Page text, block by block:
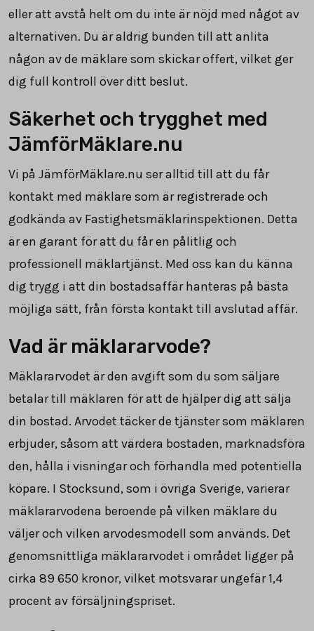
eller att avstå helt om du inte är nöjd med något av
alternativen. Du är aldrig bunden till att anlita
någon av de mäklare som skickar offert, vilket ger
dig full kontroll över ditt beslut.
Säkerhet och trygghet med
JämförMäklare.nu
Vi på JämförMäklare.nu ser alltid till att du får
kontakt med mäklare som är registrerade och
godkända av Fastighetsmäklarinspektionen. Detta
är en garant för att du får en pålitlig och
professionell mäklartjänst. Med oss kan du känna
dig trygg i att din bostadsaffär hanteras på bästa
möjliga sätt, från första kontakt till avslutad affär.
Vad är mäklararvode?
Mäklararvodet är den avgift som du som säljare
betalar till mäklaren för att de hjälper dig att sälja
din bostad. Arvodet täcker de tjänster som mäklaren
erbjuder, såsom att värdera bostaden, marknadsföra
den, hålla i visningar och förhandla med potentiella
köpare. I Stocksund, som i övriga Sverige, varierar
mäklararvodena beroende på vilken mäklare du
väljer och vilken arvodesmodell som används. Det
genomsnittliga mäklararvodet i området ligger på
cirka 89 650 kronor, vilket motsvarar ungefär1,4
procent av försäljningspriset.